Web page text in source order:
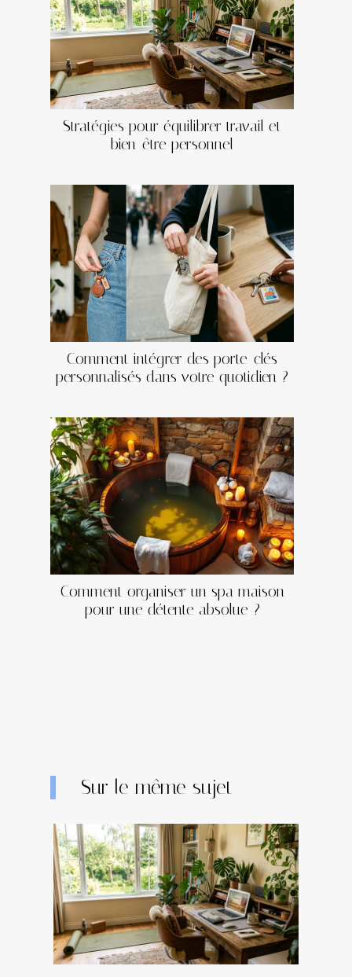
Stratégies pour équilibrer travail et
bien-être personnel
Comment intégrer des porte-clés
personnalisés dans votre quotidien ?
Comment organiser un spa maison
pour une détente absolue ?
Sur le même sujet